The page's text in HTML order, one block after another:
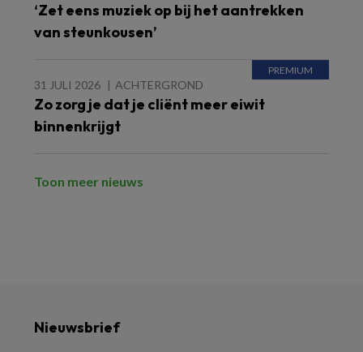
‘Zet eens muziek op bij het aantrekken
van steunkousen’
31 JULI 2026 ACHTERGROND
Zo zorg je dat je cliënt meer eiwit
binnenkrijgt
Toon meer nieuws
Nieuwsbrief